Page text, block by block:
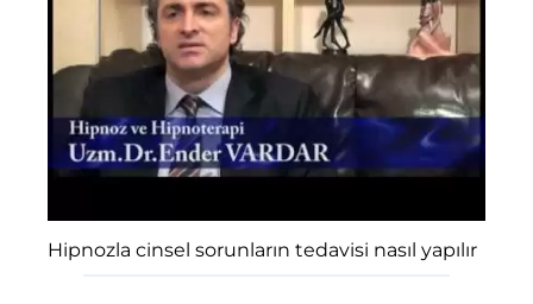
Hipnozla cinsel sorunların tedavisi nasıl yapılır